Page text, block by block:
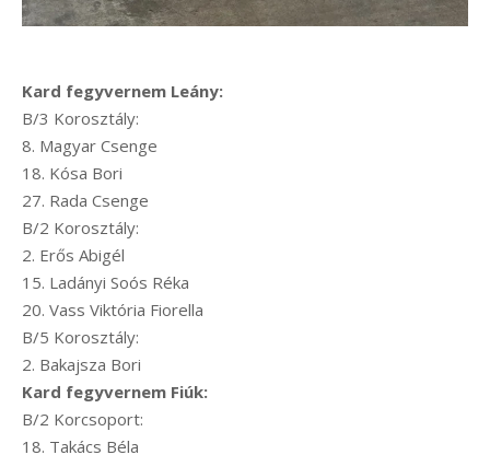
Kard fegyvernem Leány:
B/3 Korosztály:
8. Magyar Csenge
18. Kósa Bori
27. Rada Csenge
B/2 Korosztály:
2. Erős Abigél
15. Ladányi Soós Réka
20. Vass Viktória Fiorella
B/5 Korosztály:
2. Bakajsza Bori
Kard fegyvernem Fiúk:
B/2 Korcsoport:
18. Takács Béla